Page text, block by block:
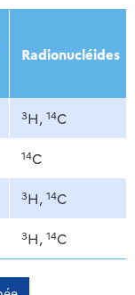
2016
Radionucléides
3H, 14C
14C
3H, 14C
3H, 14C